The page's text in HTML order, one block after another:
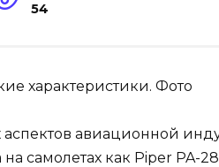
54
авиационной
самолетах как Piper PA-